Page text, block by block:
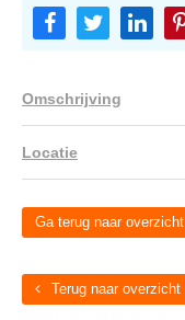
Omschrijving
Locatie
Ga terug naar overzicht
Terug naar overzicht